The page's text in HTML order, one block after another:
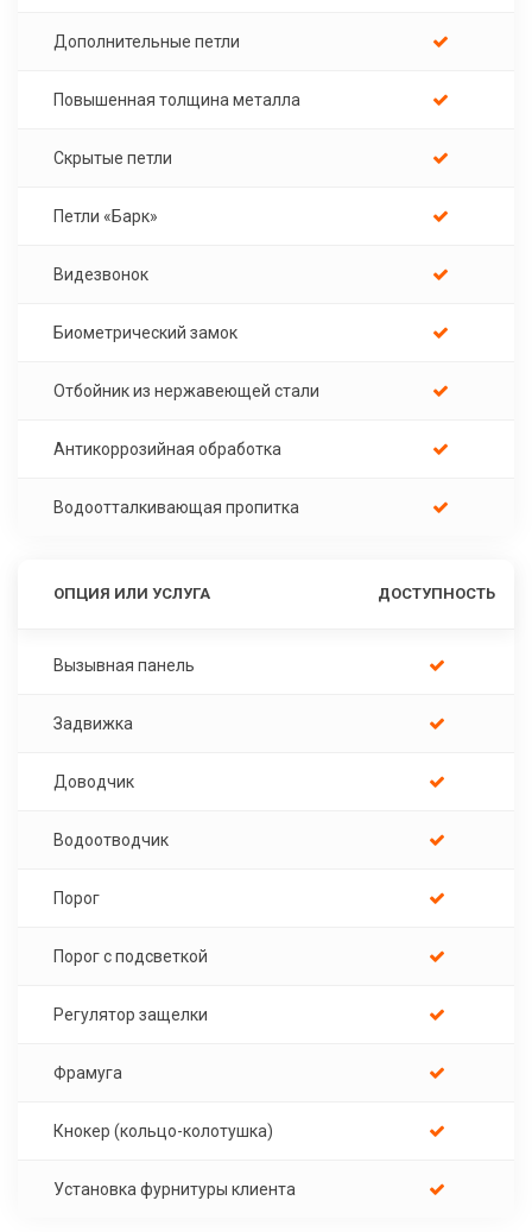
Дополнительные петли
Повышенная толщина металла
Скрытые петли
Петли «Барк»
Видезвонок
Биометрический замок
Отбойник из нержавеющей стали
Антикоррозийная обработка
Водоотталкивающая пропитка
ОПЦИЯ ИЛИ УСЛУГА ДОСТУПНОСТЬ
Вызывная панель
Задвижка
Доводчик
Водоотводчик
Порог
Порог с подсветкой
Регулятор защелки
Фрамуга
Кнокер (кольцо-колотушка)
Установка фурнитуры клиента